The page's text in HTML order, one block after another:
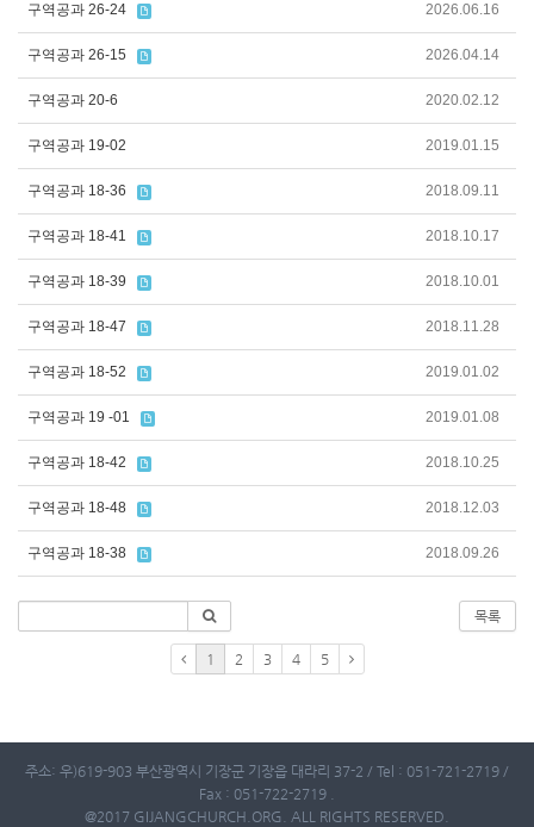
구역공과 26-24 2026.06.16
구역공과 26-15 2026.04.14
구역공과 20-6 2020.02.12
구역공과 19-02 2019.01.15
구역공과 18-36 2018.09.11
구역공과 18-41 2018.10.17
구역공과 18-39 2018.10.01
구역공과 18-47 2018.11.28
구역공과 18-52 2019.01.02
구역공과 19 -01 2019.01.08
구역공과 18-42 2018.10.25
구역공과 18-48 2018.12.03
구역공과 18-38 2018.09.26
목록
1 2 3 4 5
주소: 우)619-903 부산광역시 기장군 기장읍 대라리 37-2 / Tel : 051-721-2719 /
Fax : 051-722-2719 .
@2017 GIJANGCHURCH.ORG. ALL RIGHTS RESERVED.